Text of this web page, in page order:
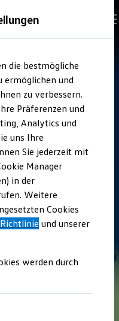
Group
Logistik
und Führungsexpertinnen
in
zu
Group Marke
werden.
die bestmögliche
ermöglichen und
zu verbessern.
Präferenzen und
Analytics und
uns Ihre
Sie jederzeit mit
Manager
in der
Weitere
Cookies
und unserer
werden durch